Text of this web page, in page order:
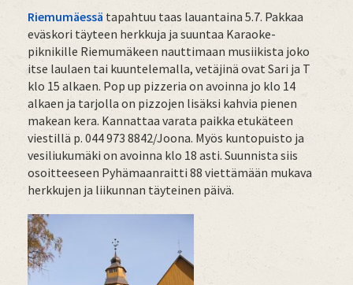
Riemumäessä tapahtuu taas lauantaina 5.7. Pakkaa
eväskori täyteen herkkuja ja suuntaa Karaoke-
piknikille Riemumäkeen nauttimaan musiikista joko
itse laulaen tai kuuntelemalla, vetäjinä ovat Sari ja T
klo 15 alkaen. Pop up pizzeria on avoinna jo klo 14
alkaen ja tarjolla on pizzojen lisäksi kahvia pienen
makean kera. Kannattaa varata paikka etukäteen
viestillä p. 044 973 8842/Joona. Myös kuntopuisto ja
vesiliukumäki on avoinna klo 18 asti. Suunnista siis
osoitteeseen Pyhämaanraitti 88 viettämään mukava
herkkujen ja liikunnan täyteinen päivä.